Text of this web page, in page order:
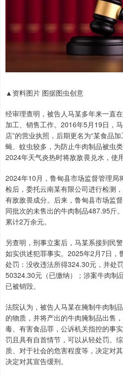
▲资料图片 图据图虫创意
经审理查明，被告人马某多年来一直
加工、销售工作。2016年5月19日，
店”的营业执照，后期更名为“某食品
蝇、蚊虫较多，为防止牛肉制品被虫
2024年天气炎热时将敌敌畏兑水，使
2024年10月，鲁甸县市场监督管理局
检后，委托云南某有限公司进行检测
有敌敌畏成分。后来，鲁甸县市场监
同批次的未售出的牛肉制品487.95斤
累计2万余元。
另查明，刑事立案后，马某系接到民
如实供述犯罪事实。2025年2月7日，
处罚：没收违法所得324.30元，并处
50324.30元（已缴纳）；涉案牛肉制
已被销毁。
法院认为，被告人马某在腌制牛肉制
的物质，并将产出的牛肉腌制品出售
毒、有害食品罪，公诉机关指控的事
罚且具有自首情节，可以从轻处罚。
质、对于社会的危害程度等，决定对
决定对其宣告缓刑。